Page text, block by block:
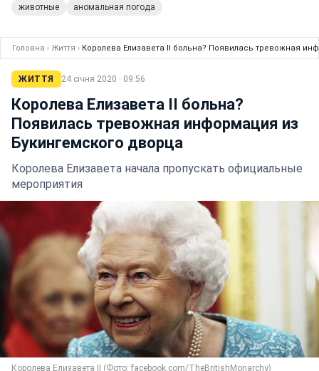
животные аномальная погода
Головна › Життя › Королева Елизавета II больна? Появилась тревожная
ЖИТТЯ 24 січня 2020 · 09:56
Королева Елизавета II больна?
Появилась тревожная информация из
Букингемского дворца
Королева Елизавета начала пропускать официальные
мероприятия
Королева Елизавета II (Фото: facebook.com/TheBritishMonarchy)